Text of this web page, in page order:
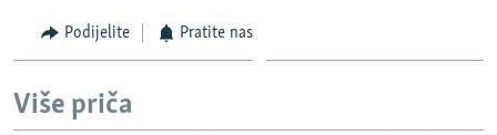
POPLAVE I KLIZIŠTA U BIH 2024.
POST SCRIPTUM
Podijelite Pratite nas
Više priča